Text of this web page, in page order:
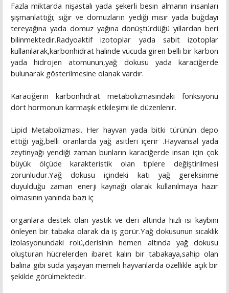
Fazla miktarda nişastalı yada şekerli besin almanın insanları
şişmanlattığı; sığır ve domuzların yediği mısır yada buğdayı
tereyağına yada domuz yağına dönüştürdüğü yıllardan beri
bilinmektedir.Radyoaktif izotoplar yada sabit izotoplar
kullanılarak,karbonhidrat halinde vücuda giren belli bir karbon
yada hidrojen atomunun,yağ dokusu yada karaciğerde
bulunarak gösterilmesine olanak vardır.
Karaciğerin karbonhidrat metabolizmasındaki fonksiyonu
dört hormonun karmaşık etkileşimi ile düzenlenir.
Lipid Metabolizması. Her hayvan yada bitki türünün depo
ettiği yağ,belli oranlarda yağ asitleri içerir .Hayvansal yada
zeytinyağı yendiği zaman bunların karaciğerde insan için çok
büyük ölçüde karakteristik olan tiplere değiştirilmesi
zorunludur.Yağ dokusu içindeki katı yağ gereksinme
duyulduğu zaman enerji kaynağı olarak kullanılmaya hazır
olmasının yanında bazı iç
organlara destek olan yastık ve deri altında hızlı ısı kaybını
önleyen bir tabaka olarak da iş görür.Yağ dokusunun sıcaklık
izolasyonundaki rolü,derisinin hemen altında yağ dokusu
oluşturan hücrelerden ibaret kalın bir tabakaya,sahip olan
balina gibi suda yaşayan memeli hayvanlarda özellikle açık bir
şekilde görülmektedir.